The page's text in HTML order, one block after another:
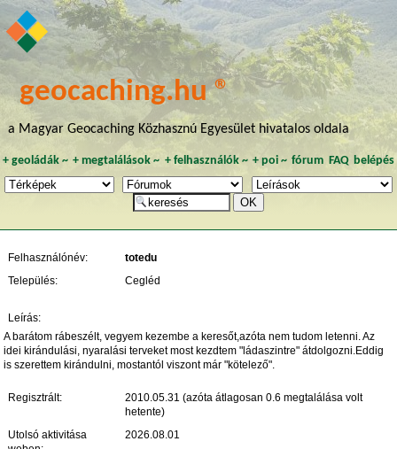
geocaching.hu ®
a Magyar Geocaching Közhasznú Egyesület hivatalos oldala
+ geoládák~ +megtalálások ~ + felhasználók~ + poi~ fórum FAQ belépés
Felhasználónév:
totedu
Település:
Cegléd
Leírás:
A barátom rábeszélt, vegyem kezembe a keresőt,azóta nem tudom letenni. Az
idei kirándulási, nyaralási terveket most kezdtem "ládaszintre" átdolgozni.Eddig
is szerettem kirándulni, mostantól viszont már "kötelező".
Regisztrált:
2010.05.31 (azóta átlagosan 0.6 megtalálása volt
hetente)
Utolsó aktivitása
2026.08.01